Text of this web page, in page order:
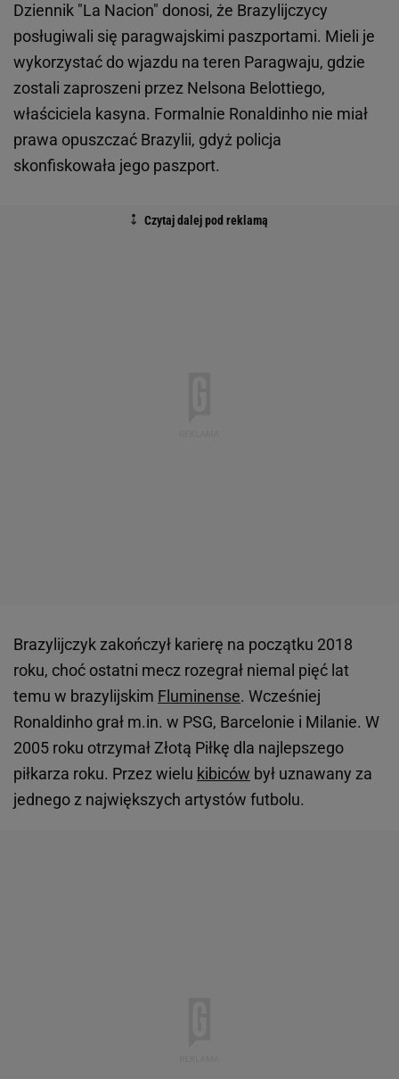
Dziennik "La Nacion" donosi, że Brazylijczycy
posługiwali się paragwajskimi paszportami. Mieli je
wykorzystać do wjazdu na teren Paragwaju, gdzie
zostali zaproszeni przez Nelsona Belottiego,
właściciela kasyna. Formalnie Ronaldinho nie miał
prawa opuszczać Brazylii, gdyż policja
skonfiskowała jego paszport.
Brazylijczyk zakończył karierę na początku 2018
roku, choć ostatni mecz rozegrał niemal pięć lat
temu w brazylijskim Fluminense. Wcześniej
Ronaldinho grał m.in. w PSG, Barcelonie i Milanie. W
2005 roku otrzymał Złotą Piłkę dla najlepszego
piłkarza roku. Przez wielu kibiców był uznawany za
jednego z największych artystów futbolu.